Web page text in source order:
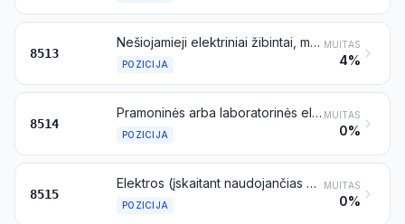
8513
Nešiojamieji elektriniai žibintai, maitinami iš nuosavojo elektros energijos šaltinio (pavyzdžiui, sausųjų baterijų, akumuliatorių, magnetų), išskyrus šviesos įrangą, priskiriamą 8512 pozicijai
POZICIJA
MUITAS
4%
8514
Pramoninės arba laboratorinės elektrinės krosnys ir orkaitės (įskaitant veikiančias taikant indukcijos arba dielektrinių nuostolių principą); kiti pramoniniai arba laboratoriniai terminio medžiagų apdorojimo įrenginiai, veikiantys taikant indukcijos arba dielektrinių nuostolių principą
POZICIJA
MUITAS
0%
8515
Elektros (įskaitant naudojančias elektra kaitinamąsias dujas), lazerio ar kitų šviesų arba fotonų pluošto, ultragarso, elektronų pluošto, magnetinio impulso arba plazmos lanku litavimo, kietojo litavimo arba suvirinimo mašinos ir aparatai, atliekantys ar neatliekantys pjaustymą; elektrinės metalų arba kermetų karštojo purškimo mašinos ir aparatai
POZICIJA
MUITAS
0%